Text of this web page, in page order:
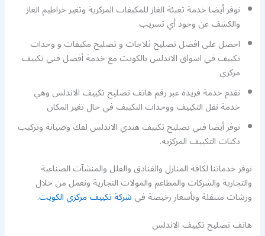
نوفر أيضا خدمة تعبئة الغاز للمكيفات المركزية وتغير خراطيم الغاز
والكشف عن وجود أي تسريب
احصل على افضل تصليح ثلاجات و تصليح مكيفات و وحدات
تكييف في اسواق الاندلس بالكويت مع خدمة أفضل فني تكييف
مركزي
نقدم خدمة فريدة عبر رقم هاتف تصليح تكييف الاندلس وهي
خدمة نقل التكييف ووحدات التكييف في حال تغير المكان
نوفر أيضا فني تصليح تكييف هندي الاندلس لفك وصيانة وتركيب
دكتات التكييف المركزية.
نوفر خدماتنا لكافة المنازل والفنادق والفلل والمنشآت الصناعية
والتجارية والشركات والمطاعم والمولات التجارية ونعمل من خلال
ورشات متنقلة وبأسعار رخيصة فيشركة تكييف مركزي الكويت.
هاتف تصليح تكييف الاندلس